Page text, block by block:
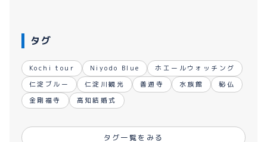
タグ
Kochi tour Niyodo Blue
ホエールウォッチング
仁淀ブルー
仁淀川観光 善通寺 水族館
秘仏
金剛福寺
高知結婚式
タグ一覧をみる